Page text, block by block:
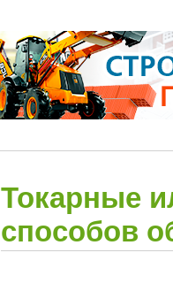
Токарные
способов